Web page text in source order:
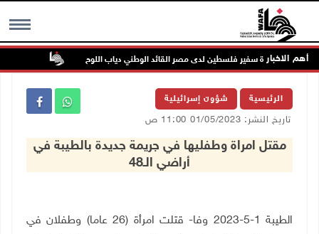
MENU أهم الاخباروفاة سفير فلسطين لدى مصر القائد الوطني دياب اللوح
الرئيسية شؤون إسرائيلية
تاريخ النشر: 01/05/2023 11:00 ص
مقتل امراة وطفليها في جريمة جديدة بالطيبة في
أراضي الـ48
الطيبة 1-5-2023 وفا- قتلت امرأة (26 عاما) وطفلان في